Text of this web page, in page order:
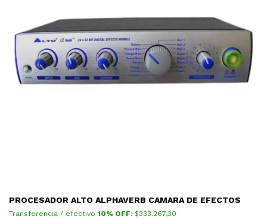
PROCESADOR ALTO ALPHAVERB CAMARA DE EFECTOS
Transferencia / efectivo 10% OFF: $333.267,30